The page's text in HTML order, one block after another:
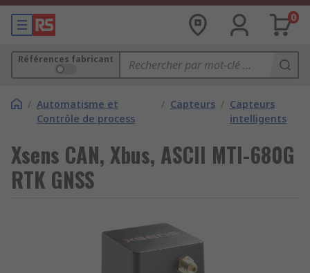
0
Références fabricant
/ Automatisme et
Contrôle de process
/ Capteurs / Capteurs
intelligents
Xsens CAN, Xbus, ASCII MTI-680G
RTK GNSS